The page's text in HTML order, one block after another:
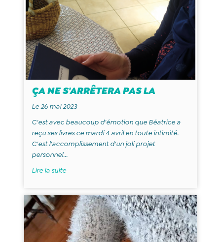
ÇA NE S'ARRÊTERA PAS LA
Le 26 mai 2023
C'est avec beaucoup d'émotion que Béatrice a
reçu ses livres ce mardi 4 avril en toute intimité.
C'est l'accomplissement d'un joli projet
personnel...
Lire la suite